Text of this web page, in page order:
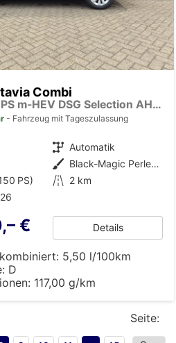
Combi
1.5 TSI 150PS m-HEV DSG Selection AHK Klimaautomatik ACC PDC v+h Rückf.Kamera Sitzheizung TWA Apple CarPlay Android Auto 16"LM
Fahrzeug mit Tageszulassung
Getriebe Automatik
Außenfarbe
Black-Magic Perleffekt
PS) Kilometerstand 2 km
€ Details
5,50 l/100km
D
117,00 g/km
Seite: